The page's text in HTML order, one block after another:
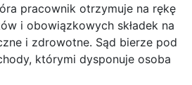
pracownik otrzymuje na rękę
i obowiązkowych składek na
i zdrowotne. Sąd bierze pod
którymi dysponuje osoba